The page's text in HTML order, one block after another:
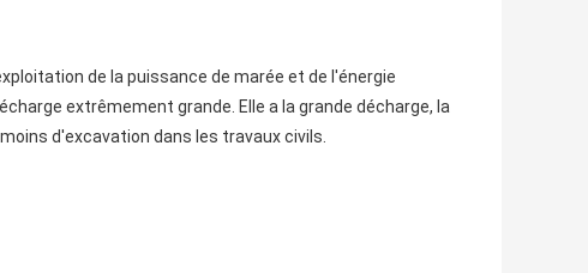
de la puissance de marée et de l'énergie
extrêmement grande. Elle a la grande décharge, la
d'excavation dans les travaux civils.